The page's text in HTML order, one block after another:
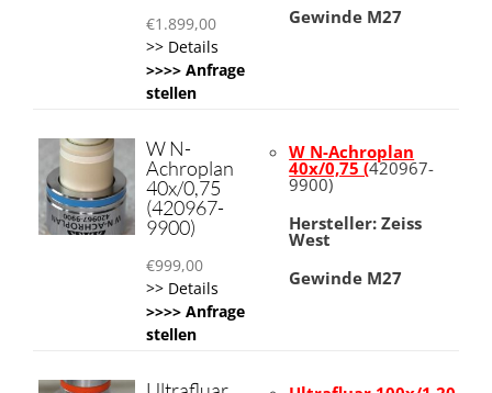
€1.899,00
>> Details
>>>> Anfrage
stellen
Gewinde M27
W N-
Achroplan
40x/0,75
(420967-
9900)
€999,00
>> Details
>>>> Anfrage
stellen
W N-Achroplan
40x/0,75 (420967-
9900)
Hersteller: Zeiss
West
Gewinde M27